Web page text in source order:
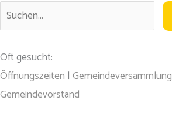
Oft gesucht:
Öffnungszeiten | Gemeindeversammlung
Gemeindevorstand